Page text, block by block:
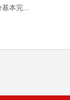
本完...